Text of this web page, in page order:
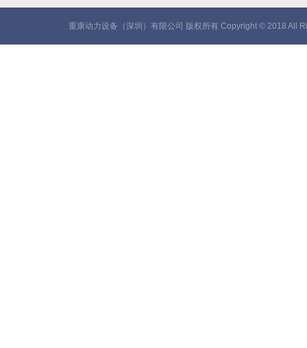
重康动力设备（深圳）有限公司 版权所有 Copyright © 2018 All